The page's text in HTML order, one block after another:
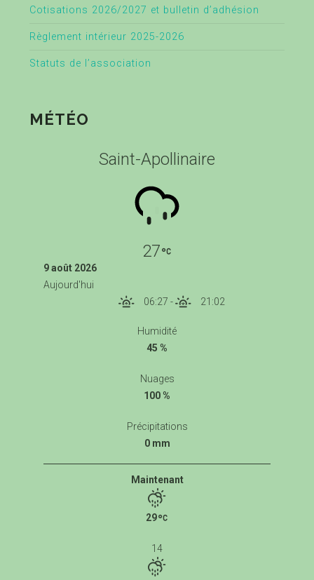
Cotisations 2026/2027 et bulletin d’adhésion
Règlement intérieur 2025-2026
Statuts de l’association
MÉTÉO
Saint-Apollinaire
27
9 août 2026
Aujourd'hui
06:27 - 21:02
Humidité
45 %
Nuages
100 %
Précipitations
0 mm
Maintenant
29
14